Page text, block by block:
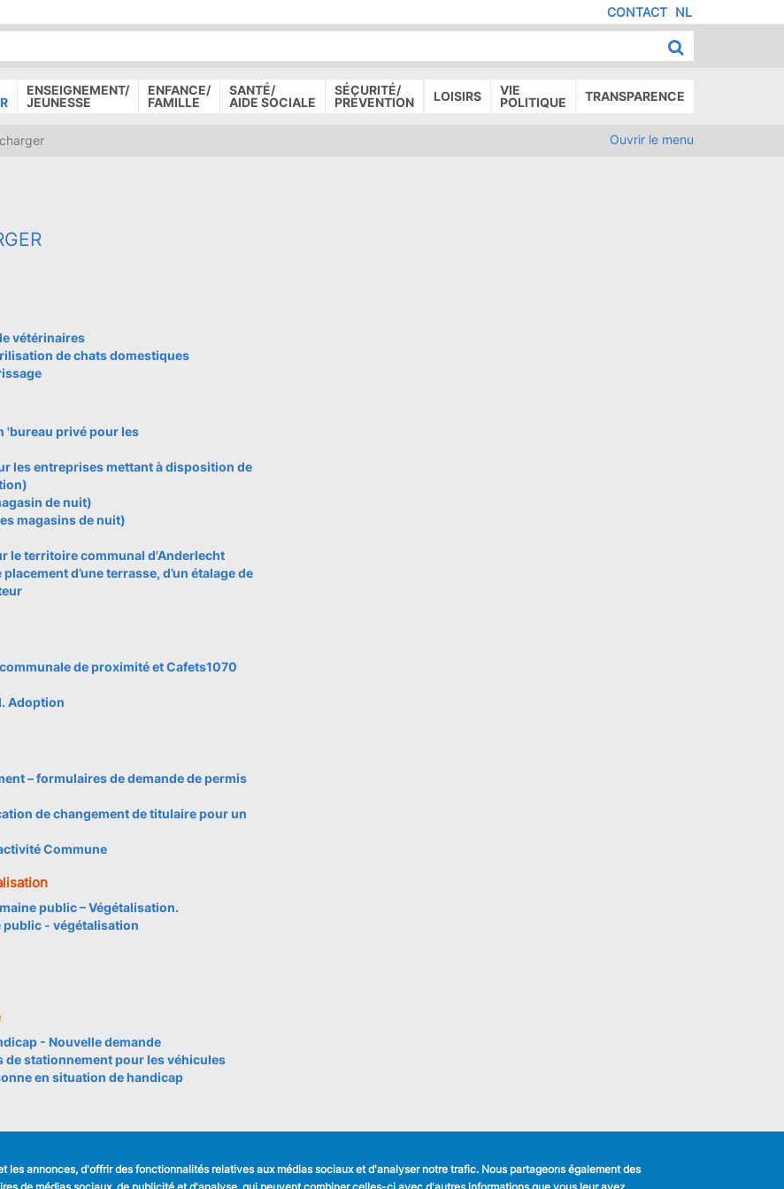
NL
MENU
DE
PAGE
CONTACT
ENSEIGNEMENT/
JEUNESSE
ENFANCE/
FAMILLE
SANTÉ/
AIDE SOCIALE
SÉCURITÉ/
PRÉVENTION
LOISIRS
VIE
POLITIQUE
TRANSPARENCE
Ouvrir le menu
vétérinaires
de chats domestiques
'bureau privé pour les
les entreprises mettant à disposition de
de nuit)
magasins de nuit)
le territoire communal d'Anderlecht
d’une terrasse, d’un étalage de
de proximité et Cafets1070
Adoption
– formulaires de demande de permis
de changement de titulaire pour un
Commune
public – Végétalisation.
- végétalisation
- Nouvelle demande
de stationnement pour les véhicules
en situation de handicap
LIENS UTILES SUIVEZ NOUS
les annonces, d'offrir des fonctionnalités relatives aux médias sociaux et d'analyser notre trafic. Nous partageons également des